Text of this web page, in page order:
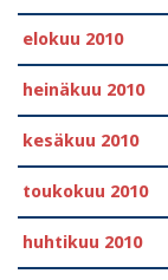
elokuu 2010
heinäkuu 2010
kesäkuu 2010
toukokuu 2010
huhtikuu 2010